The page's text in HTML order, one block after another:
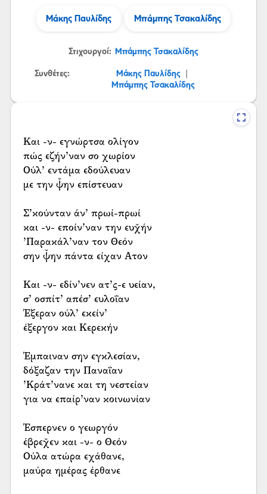
Μάκης Παυλίδης Μπάμπης Τσακαλίδης
Στιχουργοί: Μπάμπης Τσακαλίδης
Συνθέτες:
Μάκης Παυλίδης
Μπάμπης Τσακαλίδης
Και -ν- εγνώρτσα ολίγον
πώς εζήν’ναν σο χωρίον
Ούλ’ εντάμα εδούλευαν
με την ψ̌ην επίστευαν
Σ’κούνταν άν’ πρωί-πρωί
και -ν- εποίν’ναν την ευχ̌ήν
’Παρακάλ’ναν τον Θεόν
σην ψ̌ην πάντα είχαν Ατον
Και -ν- εδίν’νεν ατ’ς-ε υείαν,
σ’ οσπίτ’ απέσ’ ευλοΐαν
Έξεραν ούλ’ εκείν’
έξεργον και Κερεκήν
Έμπαιναν σην εγκλεσίαν,
δόξαζαν την Παναΐαν
’Κράτ’νανε και τη νεστείαν
για να επαίρ’ναν κοινωνίαν
Έσπερνεν ο γεωργόν
έβρεχ̌εν και -ν- ο Θεόν
Ούλα ατώρα εχάθανε,
μαύρα ημέρας έρθανε